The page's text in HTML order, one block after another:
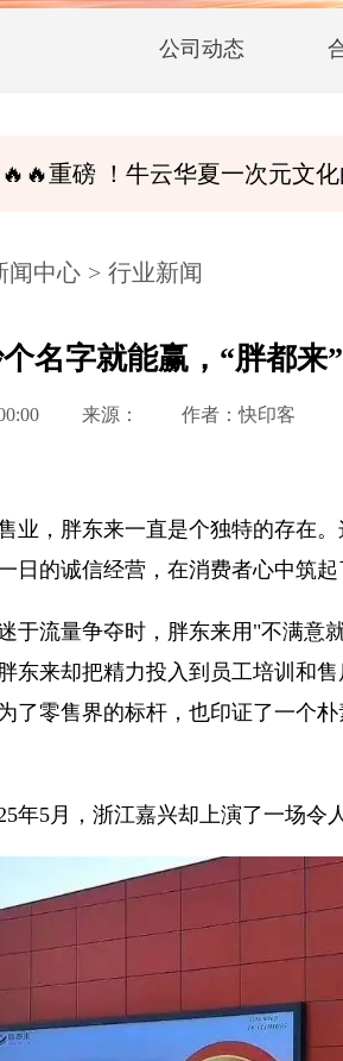
公司动态
重磅 ！牛云华夏一次元文化白皮书（完整
闻中心 > 行业新闻
名字就能赢，“胖都
来源： 作者：快印客
业，胖东来一直是个独特的存在
日的诚信经营，在消费者心中筑起
于流量争夺时，胖东来用"不满意
东来却把精力投入到员工培训和
了零售界的标杆，也印证了一个
年5月，浙江嘉兴却上演了一场令